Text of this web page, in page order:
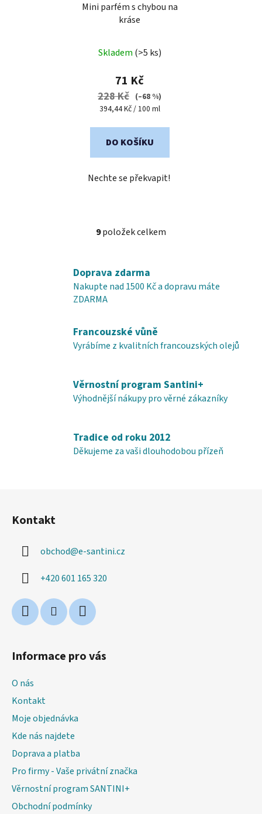
Mini parfém s chybou na
kráse
hodnocení
produktu
je
4,4
5
Skladem (>5 ks)
71 Kč
228 Kč (–68 %)
Měrná
394,44 Kč / 100 ml
DO KOŠÍKU
Nechte se překvapit!
O
á
d
í
p
r
k
y
v
p
i
s
9položek celkem
Doprava zdarma
Nakupte nad 1500 Kč a dopravu máte
ZDARMA
Francouzské vůně
Vyrábíme z kvalitních francouzských olejů
Věrnostní program Santini+
Výhodnější nákupy pro věrné zákazníky
Tradice od roku 2012
Děkujeme za vaši dlouhodobou přízeň
Kontakt
obchod@e-santini.cz
+420 601 165 320
Informace pro vás
O nás
Kontakt
Moje objednávka
Kde nás najdete
Doprava a platba
Pro firmy - Vaše privátní značka
Věrnostní program SANTINI+
Obchodní podmínky